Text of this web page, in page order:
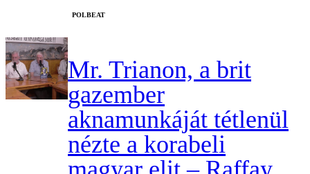
‎POLBEAT
Mr. Trianon, a brit
gazember
aknamunkáját tétlenül
nézte a korabeli